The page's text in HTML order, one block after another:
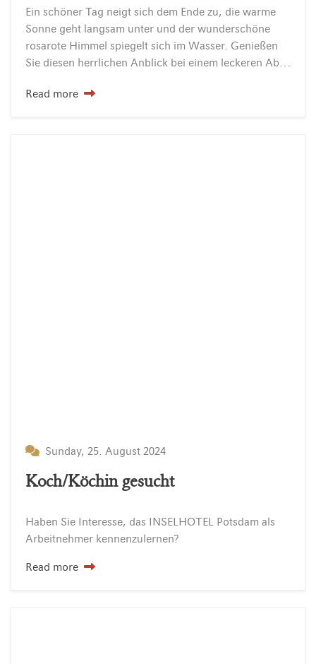
Ein schöner Tag neigt sich dem Ende zu, die warme
Sonne geht langsam unter und der wunderschöne
rosarote Himmel spiegelt sich im Wasser. Genießen
Sie diesen herrlichen Anblick bei einem leckeren Abendessen auf unserer Seeterrasse! Doch nicht nur das Abendessen…
Read more
Sunday, 25. August 2024
Koch/Köchin gesucht
Haben Sie Interesse, das INSELHOTEL Potsdam als
Arbeitnehmer kennenzulernen?
Read more